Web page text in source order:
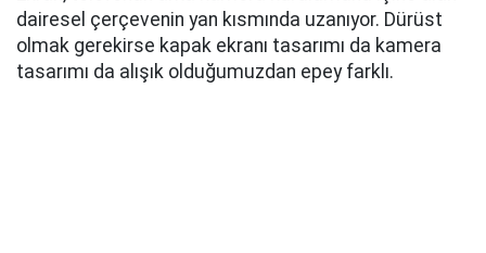
dairesel çerçevenin yan kısmında uzanıyor. Dürüst
olmak gerekirse kapak ekranı tasarımı da kamera
tasarımı da alışık olduğumuzdan epey farklı.